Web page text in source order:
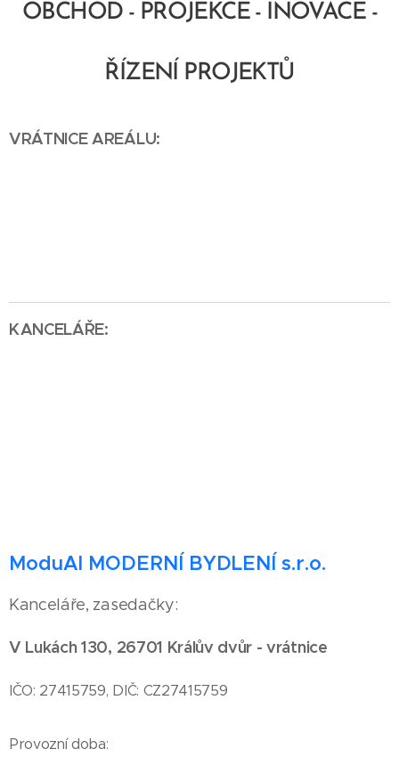
OBCHOD - PROJEKCE - INOVACE -
ŘÍZENÍ PROJEKTŮ
VRÁTNICE AREÁLU:
KANCELÁŘE:
ModuAl MODERNÍ BYDLENÍ s.r.o.
Kanceláře, zasedačky:
V Lukách 130, 26701 Králův dvůr - vrátnice
IČO: 27415759, DIČ: CZ27415759
Provozní doba: